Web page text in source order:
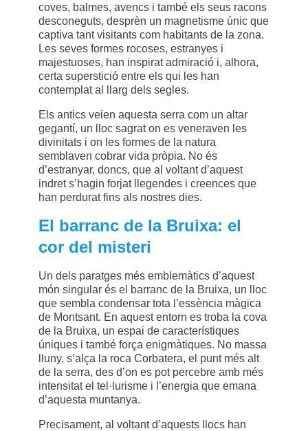
coves, balmes, avencs i també els seus racons
desconeguts, desprèn un magnetisme únic que
captiva tant visitants com habitants de la zona.
Les seves formes rocoses, estranyes i
majestuoses, han inspirat admiració i, alhora,
certa superstició entre els qui les han
contemplat al llarg dels segles.
Els antics veien aquesta serra com un altar
gegantí, un lloc sagrat on es veneraven les
divinitats i on les formes de la natura
semblaven cobrar vida pròpia. No és
d’estranyar, doncs, que al voltant d’aquest
indret s’hagin forjat llegendes i creences que
han perdurat fins als nostres dies.
El barranc de la Bruixa: el
cor del misteri
Un dels paratges més emblemàtics d’aquest
món singular és el barranc de la Bruixa, un lloc
que sembla condensar tota l’essència màgica
de Montsant. En aquest entorn es troba la cova
de la Bruixa, un espai de característiques
úniques i també força enigmàtiques. No massa
lluny, s’alça la roca Corbatera, el punt més alt
de la serra, des d’on es pot percebre amb més
intensitat el tel·lurisme i l’energia que emana
d’aquesta muntanya.
Precisament, al voltant d’aquests llocs han